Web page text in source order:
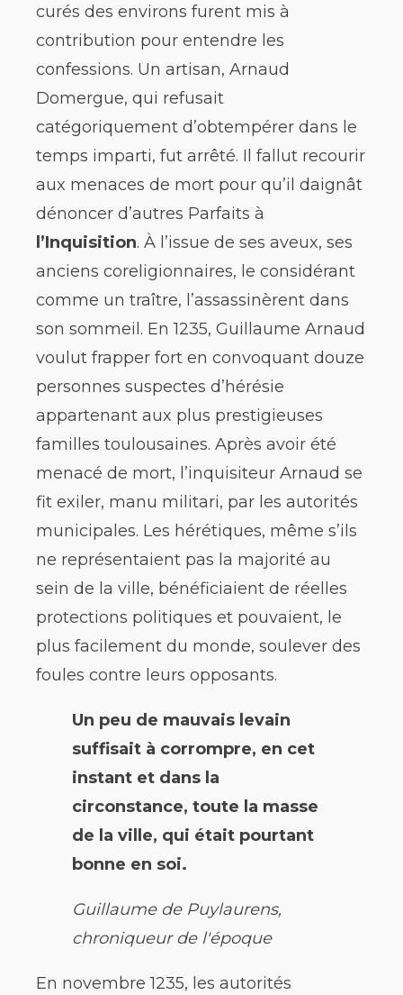
curés des environs furent mis à
contribution pour entendre les
confessions. Un artisan, Arnaud
Domergue, qui refusait
catégoriquement d’obtempérer dans le
temps imparti, fut arrêté. Il fallut recourir
aux menaces de mort pour qu’il daignât
dénoncer d’autres Parfaits à
l’Inquisition. À l’issue de ses aveux, ses
anciens coreligionnaires, le considérant
comme un traître, l’assassinèrent dans
son sommeil. En 1235, Guillaume Arnaud
voulut frapper fort en convoquant douze
personnes suspectes d’hérésie
appartenant aux plus prestigieuses
familles toulousaines. Après avoir été
menacé de mort, l’inquisiteur Arnaud se
fit exiler, manu militari, par les autorités
municipales. Les hérétiques, même s’ils
ne représentaient pas la majorité au
sein de la ville, bénéficiaient de réelles
protections politiques et pouvaient, le
plus facilement du monde, soulever des
foules contre leurs opposants.
Un peu de mauvais levain
suffisait à corrompre, en cet
instant et dans la
circonstance, toute la masse
de la ville, qui était pourtant
bonne en soi.
Guillaume de Puylaurens,
chroniqueur de l'époque
En novembre 1235, les autorités